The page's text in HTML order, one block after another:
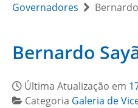
Governadores
Bernardo
Última Atualização em
Categoria Galeria de